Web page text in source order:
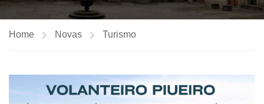
Home Novas Turismo